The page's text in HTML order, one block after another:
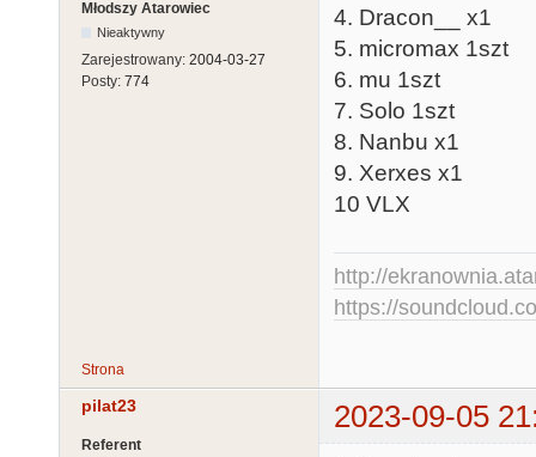
Młodszy Atarowiec
Nieaktywny
Zarejestrowany: 2004-03-27
Posty: 774
4. Dracon__ x1
5. micromax 1szt
6. mu 1szt
7. Solo 1szt
8. Nanbu x1
9. Xerxes x1
10 VLX
http://
https://
Strona
pilat23 2023-09-05
Referent